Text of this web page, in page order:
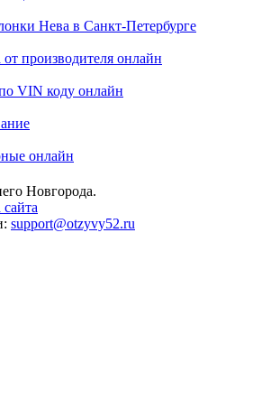
Нева в Санкт-Петербурге
производителя онлайн
VIN коду онлайн
онлайн
Новгорода.
support@otzyvy52.ru